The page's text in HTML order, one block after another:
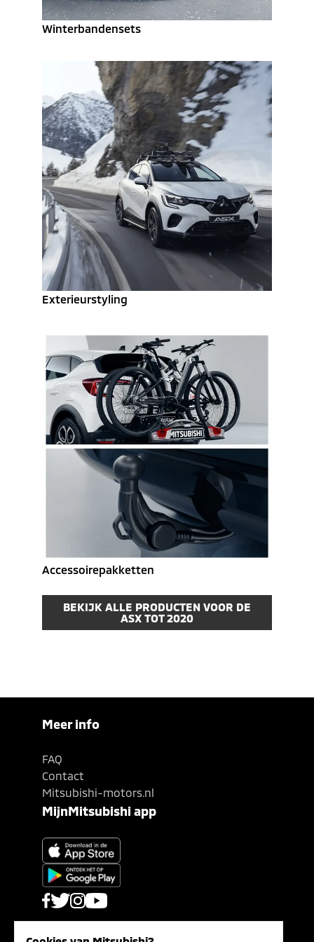
Winterbandensets
Exterieurstyling
Accessoirepakketten
BEKIJK ALLE PRODUCTEN VOOR DE
ASX TOT 2020
Meer info
FAQ
Contact
Mitsubishi-motors.nl
MijnMitsubishi app